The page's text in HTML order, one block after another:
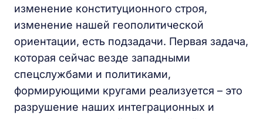
изменение конституционного строя,
изменение нашей геополитической
ориентации, есть подзадачи. Первая задача,
которая сейчас везде западными
спецслужбами и политиками,
формирующими кругами реализуется – это
разрушение наших интеграционных и